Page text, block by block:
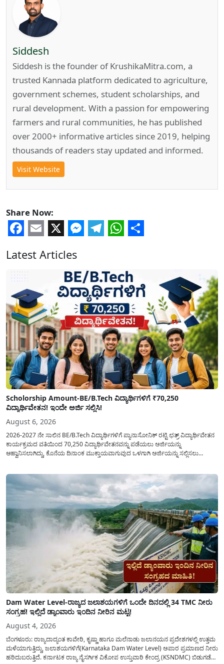
Siddesh
Siddesh is the founder of KrushikaMitra.com, a
trusted Kannada platform dedicated to agriculture,
government schemes, student scholarships, and
rural development. With a passion for empowering
farmers and rural communities, he has published
over 2000+ informative articles since 2019, helping
thousands of readers stay updated and informed.
Visit Website
Share Now:
Latest Articles
Scholorship Amount-BE/B.Tech ವಿದ್ಯಾರ್ಥಿಗಳಿಗೆ ₹70,250
ವಿದ್ಯಾರ್ಥಿವೇತನ! ಇಂದೇ ಅರ್ಜಿ ಸಲ್ಲಿಸಿ!
August 6, 2026
2026-2027 ನೇ ಸಾಲಿನ BE/B.Tech ವಿದ್ಯಾರ್ಥಿಗಳಿಗೆ ಪ್ಯಾನಾಸೋನಿಕ್ ರಟ್ಟಿ ಛತ್ರ್ ವಿದ್ಯಾರ್ಥಿವೇತನ
ಕಾರ್ಯಕ್ರಮದ ವತಿಯಿಂದ 70,250 ವಿದ್ಯಾರ್ಥಿವೇತನವನ್ನು ಪಡೆಯಲು ಅರ್ಜಿಯನ್ನು
ಆಹ್ವಾನಿಸಲಾಗಿದ್ದು, ಕೊನೆಯ ದಿನಾಂಕ ಮುಕ್ತಾಯವಾಗುವುದ ಒಳಗಾಗಿ ಅರ್ಜಿಯನ್ನು ಸಲ್ಲಿಸಲು
ಜಾರಿಗೆ...
Dam Water Level-ರಾಜ್ಯದ ಜಲಾಶಯಗಳಿಗೆ ಒಂದೇ ದಿನದಲ್ಲಿ 34 TMC ನೀರು
ಸಂಗ್ರಹ! ಇಲ್ಲಿದೆ ಡ್ಯಾಂವಾರು ಇಂದಿನ ನೀರಿನ ಮಟ್ಟ!
August 4, 2026
ಬೆಂಗಳೂರು: ರಾಜ್ಯದಾದ್ಯಂತ ಕಾವೇರಿ, ಕೃಷ್ಣಾ ಹಾಗೂ ಮಲೆನಾಡು ಜಲಾನಯನ ಪ್ರದೇಶಗಳಲ್ಲಿ ಉತ್ತಮ
ಮಳೆಯಾಗುತ್ತಿದ್ದು, ಜಲಾಶಯಗಳಿಗೆ(Karnataka Dam Water Level) ಅಪಾರ ಪ್ರಮಾಣದ ನೀರು
ಹರಿದುಬರುತ್ತಿದೆ. ಕರ್ನಾಟಕ ರಾಜ್ಯ ನೈಸರ್ಗಿಕ ವಿಕೋಪ ಉಸ್ತುವಾರಿ ಕೇಂದ್ರ (KSNDMC) ಬಿಡುಗಡೆ